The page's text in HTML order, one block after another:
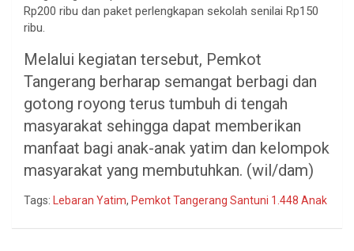
Rp200 ribu dan paket perlengkapan sekolah senilai Rp150
ribu.
Melalui kegiatan tersebut, Pemkot
Tangerang berharap semangat berbagi dan
gotong royong terus tumbuh di tengah
masyarakat sehingga dapat memberikan
manfaat bagi anak-anak yatim dan kelompok
masyarakat yang membutuhkan. (wil/dam)
Tags: Lebaran Yatim, Pemkot Tangerang Santuni 1.448 Anak